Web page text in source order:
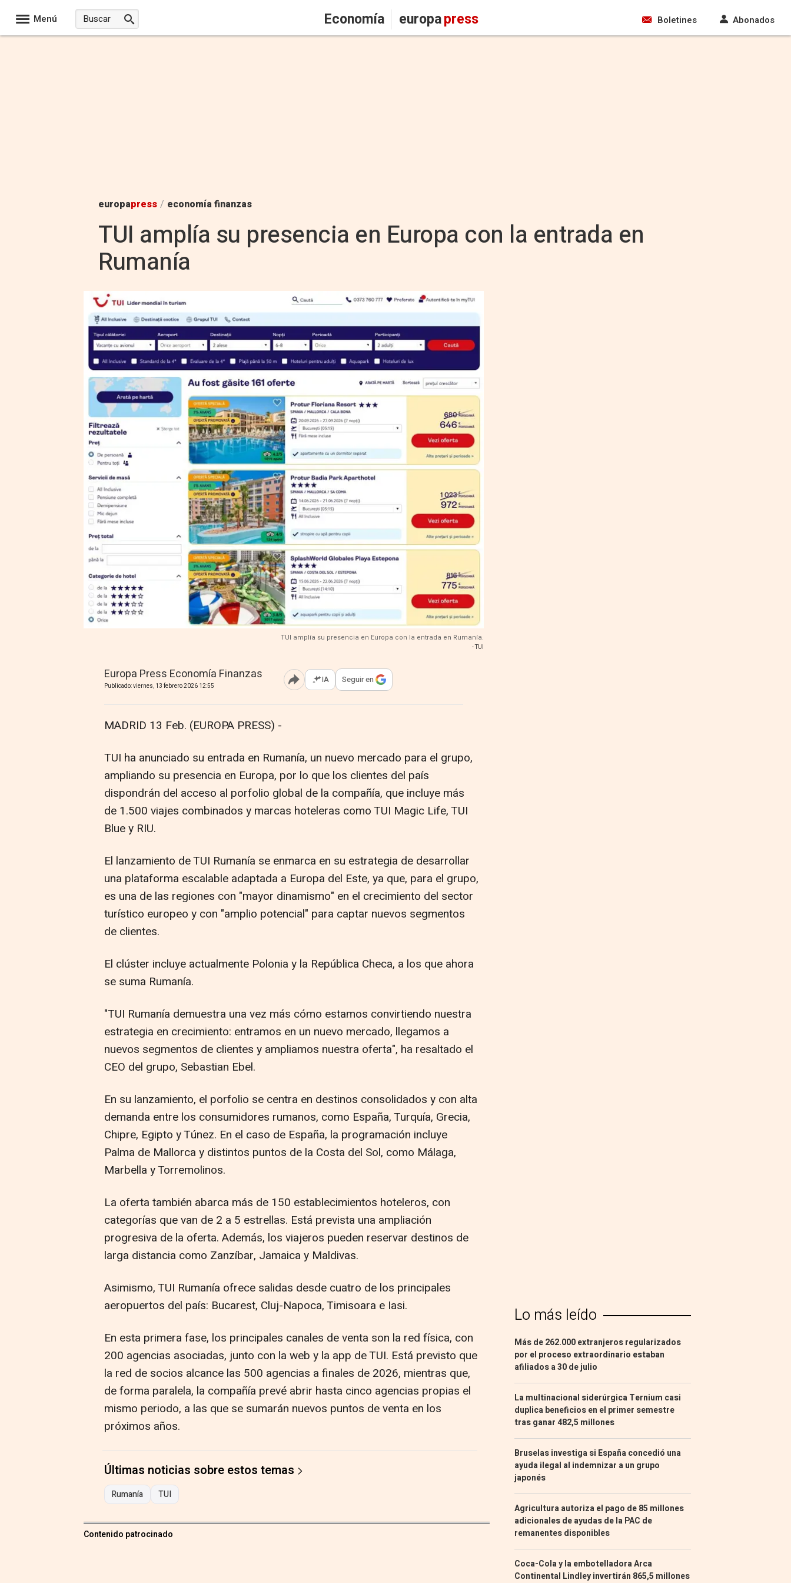
Menú Economía europapress Boletines Abonados
europapress / economía finanzas
TUI amplía su presencia en Europa con la entrada en
Rumanía
TUI amplía su presencia en Europa con la entrada en Rumanía.
- TUI
Europa Press Economía Finanzas
Publicado: viernes, 13 febrero 2026 12:55 Abrir opciones para compartir
IA Seguir en
MADRID 13 Feb. (EUROPA PRESS) -
TUI ha anunciado su entrada en Rumanía, un nuevo mercado para el grupo,
ampliando su presencia en Europa, por lo que los clientes del país
dispondrán del acceso al porfolio global de la compañía, que incluye más
de 1.500 viajes combinados y marcas hoteleras como TUI Magic Life, TUI
Blue y RIU.
El lanzamiento de TUI Rumanía se enmarca en su estrategia de desarrollar
una plataforma escalable adaptada a Europa del Este, ya que, para el grupo,
es una de las regiones con "mayor dinamismo" en el crecimiento del sector
turístico europeo y con "amplio potencial" para captar nuevos segmentos
de clientes.
El clúster incluye actualmente Polonia y la República Checa, a los que ahora
se suma Rumanía.
"TUI Rumanía demuestra una vez más cómo estamos convirtiendo nuestra
estrategia en crecimiento: entramos en un nuevo mercado, llegamos a
nuevos segmentos de clientes y ampliamos nuestra oferta", ha resaltado el
CEO del grupo, Sebastian Ebel.
En su lanzamiento, el porfolio se centra en destinos consolidados y con alta
demanda entre los consumidores rumanos, como España, Turquía, Grecia,
Chipre, Egipto y Túnez. En el caso de España, la programación incluye
Palma de Mallorca y distintos puntos de la Costa del Sol, como Málaga,
Marbella y Torremolinos.
La oferta también abarca más de 150 establecimientos hoteleros, con
categorías que van de 2 a 5 estrellas. Está prevista una ampliación
progresiva de la oferta. Además, los viajeros pueden reservar destinos de
larga distancia como Zanzíbar, Jamaica y Maldivas.
Asimismo, TUI Rumanía ofrece salidas desde cuatro de los principales
aeropuertos del país: Bucarest, Cluj-Napoca, Timisoara e Iasi.
En esta primera fase, los principales canales de venta son la red física, con
200 agencias asociadas, junto con la web y la app de TUI. Está previsto que
la red de socios alcance las 500 agencias a finales de 2026, mientras que,
de forma paralela, la compañía prevé abrir hasta cinco agencias propias el
mismo periodo, a las que se sumarán nuevos puntos de venta en los
próximos años.
Últimas noticias sobre estos temas
Rumanía TUI
Contenido patrocinado
Lo más leído
Más de 262.000 extranjeros regularizados
por el proceso extraordinario estaban
afiliados a 30 de julio
La multinacional siderúrgica Ternium casi
duplica beneficios en el primer semestre
tras ganar 482,5 millones
Bruselas investiga si España concedió una
ayuda ilegal al indemnizar a un grupo
japonés
Agricultura autoriza el pago de 85 millones
adicionales de ayudas de la PAC de
remanentes disponibles
Coca-Cola y la embotelladora Arca
Continental Lindley invertirán 865,5 millones